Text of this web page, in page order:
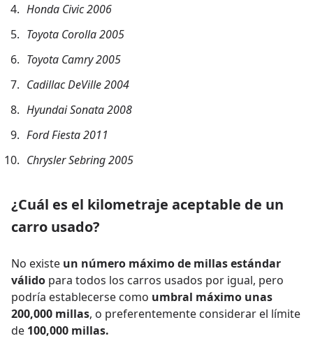
Honda Civic 2006
Toyota Corolla 2005
Toyota Camry 2005
Cadillac DeVille 2004
Hyundai Sonata 2008
Ford Fiesta 2011
Chrysler Sebring 2005
¿Cuál es el kilometraje aceptable de un
carro usado?
No existe un número máximo de millas estándar
válido para todos los carros usados por igual, pero
podría establecerse como umbral máximo unas
200,000 millas, o preferentemente considerar el límite
de 100,000 millas.